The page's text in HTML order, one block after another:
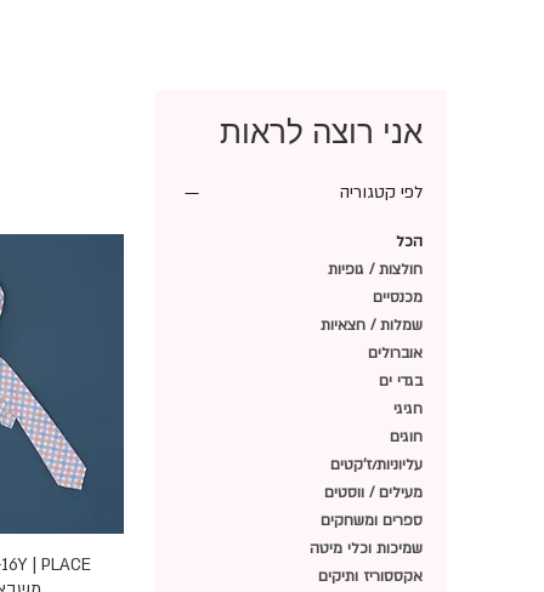
אני רוצה לראות
לפי קטגוריה
הכל
חולצות / גופיות
מכנסיים
שמלות / חצאיות
אוברולים
בגדי ים
חגיגי
חוגים
עליוניות/ז'קטים
מעילים / ווסטים
ספרים ומשחקים
שמיכות וכלי מיטה
אקססוריז ותיקים
תצוגה